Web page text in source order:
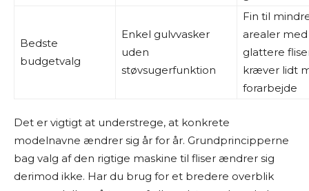
Bedste
budgetvalg
Enkel gulvvasker
uden
støvsugerfunktion
Fin til
arealer med
glattere
kræver lidt
forarbejde
Det er vigtigt at understrege, at konkrete
modelnavne ændrer sig år for år. Grundprincipperne
bag valg af den rigtige maskine til fliser ændrer sig
derimod ikke. Har du brug for et bredere overblik